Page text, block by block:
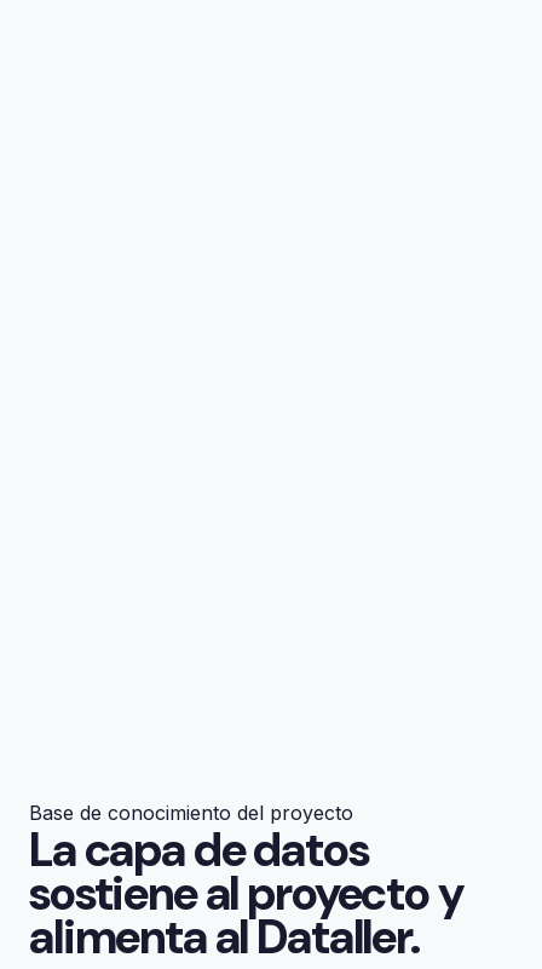
Base de conocimiento del proyecto
La capa de datos
sostiene al proyecto y
alimenta al Dataller.